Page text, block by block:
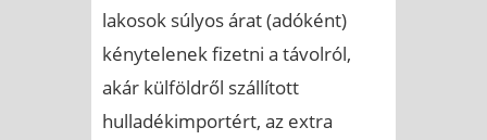
lakosok súlyos árat (adóként)
kénytelenek fizetni a távolról,
akár külföldről szállított
hulladékimportért, az extra